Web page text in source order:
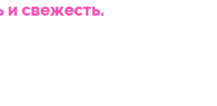
и свежесть.